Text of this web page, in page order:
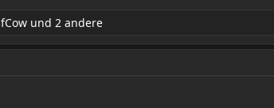
und 2 andere